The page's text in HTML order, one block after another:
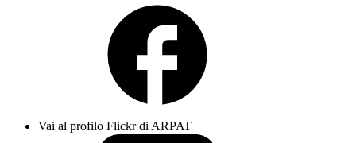
Vai al profilo Flickr di ARPAT